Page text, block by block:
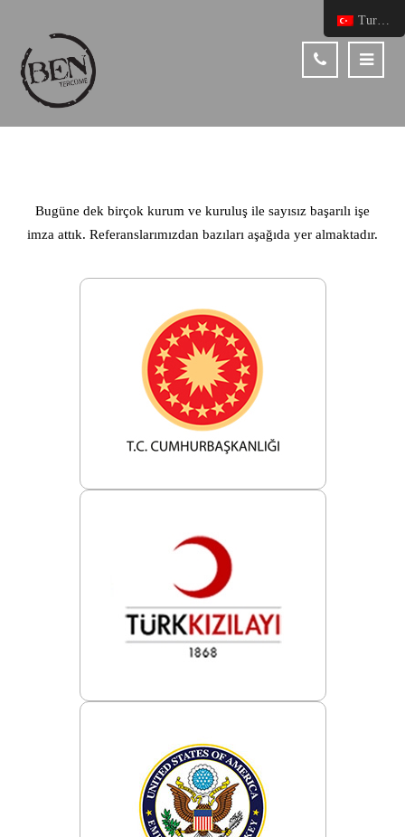
Bugüne dek birçok kurum ve kuruluş ile sayısız başarılı işe
imza attık. Referanslarımızdan bazıları aşağıda yer almaktadır.
Turkish